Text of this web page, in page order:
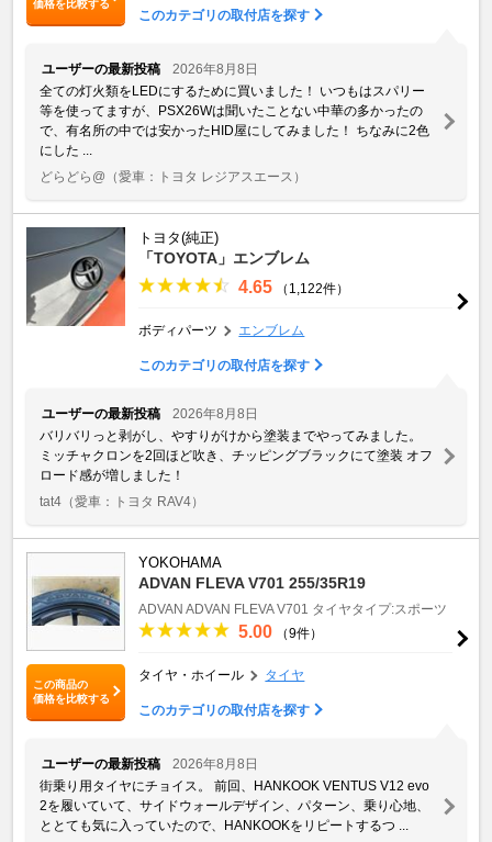
価格を比較する
このカテゴリの取付店を探す
ユーザーの最新投稿
2026年8月8日
全ての灯火類をLEDにするために買いました！ いつもはスパリー
等を使ってますが、PSX26Wは聞いたことない中華の多かったの
で、有名所の中では安かったHID屋にしてみました！ ちなみに2色
にした ...
どらどら@ （愛車：トヨタ レジアスエース）
トヨタ(純正)
「TOYOTA」エンブレム
4.65 （1,122件）
ボディパーツ エンブレム
このカテゴリの取付店を探す
ユーザーの最新投稿
2026年8月8日
バリバリっと剥がし、やすりがけから塗装までやってみました。
ミッチャクロンを2回ほど吹き、チッピングブラックにて塗装 オフ
ロード感が増しました！
tat4 （愛車：トヨタ RAV4）
この商品の
価格を比較する
YOKOHAMA
ADVAN FLEVA V701 255/35R19
ADVAN ADVAN FLEVA V701 タイヤタイプ:スポーツ
5.00 （9件）
タイヤ・ホイール タイヤ
このカテゴリの取付店を探す
ユーザーの最新投稿
2026年8月8日
街乗り用タイヤにチョイス。 前回、HANKOOK VENTUS V12 evo
2を履いていて、サイドウォールデザイン、パターン、乗り心地、
ととても気に入っていたので、HANKOOKをリピートするつ ...